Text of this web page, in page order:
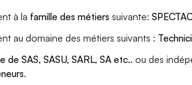
à la famille des métiers suivante:
au domaine des métiers suivants :
de SAS, SASU, SARL, SA etc.. ou des
.